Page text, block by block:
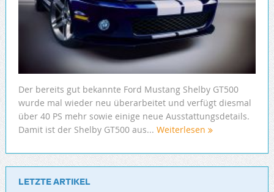
Der bereits gut bekannte Ford Mustang Shelby GT500
wurde mal wieder neu überarbeitet und verfügt diesmal
über 40 PS mehr sowie einige neue Ausstattungsdetails.
Damit ist der Shelby GT500 aus... Weiterlesen
LETZTE ARTIKEL